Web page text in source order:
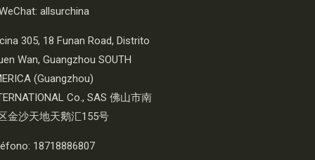
allsurchina
305, 18 Funan Road, Distrito
Wan, Guangzhou SOUTH
(Guangzhou)
Co., SAS 佛山市南
金沙天地天鹅汇155号
18718886807